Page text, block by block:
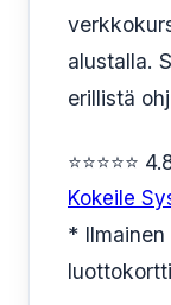
alustalla.
erillistä
⭐⭐⭐⭐⭐
Kokeile
* Ilmainen